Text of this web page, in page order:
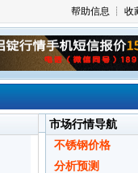
市场行情导航
不锈钢价格
分析预测